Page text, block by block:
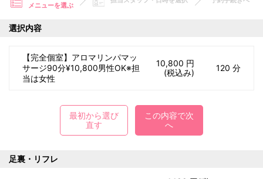
メニューを選ぶ
選択内容
【完全個室】アロマリンパマッ
サージ90分¥10,800男性OK※担
当は女性
10,800 円
(税込み)
120 分
最初から選び
直す
この内容で次
へ
足裏・リフレ